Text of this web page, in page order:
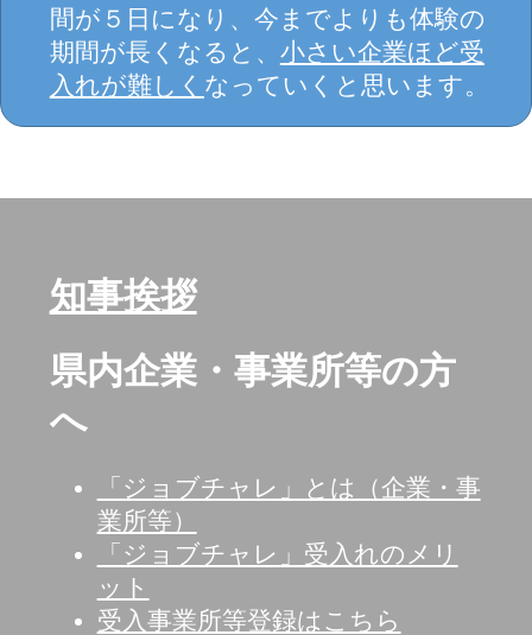
間が５日になり、今までよりも体験の
期間が長くなると、 小さい企業ほど受
入れが難しく なっていくと思います。
知事挨拶
県内企業・事業所等の方
へ
「ジョブチャレ」とは（企業・事
業所等）
「ジョブチャレ」受入れのメリ
ット
受入事業所等登録はこちら